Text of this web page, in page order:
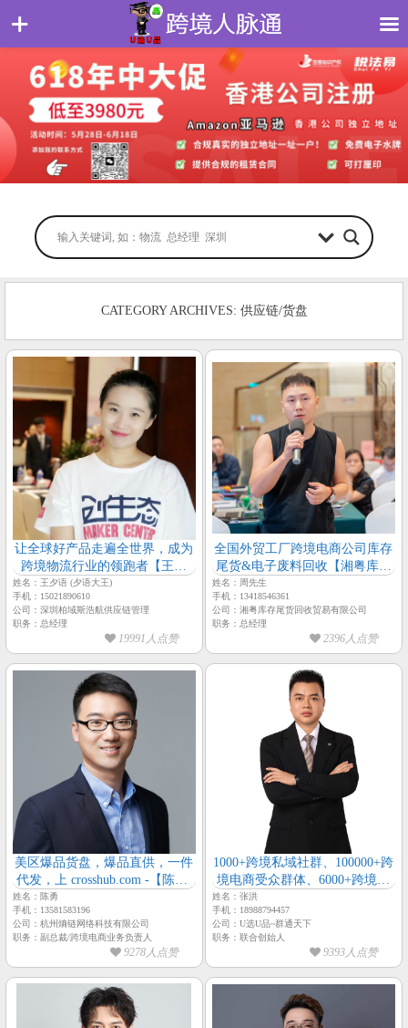
CATEGORY ARCHIVES: 供应链/货盘
让全球好产品走遍全世界，成为
跨境物流行业的领跑者【王夕
语-柏域斯浩航供应链-总经理】
姓名：王夕语 (夕语大王)
手机：15021890610
公司：深圳柏域斯浩航供应链管理
职务：总经理
19991人点赞
全国外贸工厂跨境电商公司库存
尾货&电子废料回收【湘粤库存
尾货回收贸易-周总】
姓名：周先生
手机：13418546361
公司：湘粤库存尾货回收贸易有限公司
职务：总经理
2396人点赞
美区爆品货盘，爆品直供，一件
代发，上 crosshub.com -【陈勇-
极智跨境-副总裁】
姓名：陈勇
手机：13581583196
公司：杭州熵链网络科技有限公司
职务：副总裁/跨境电商业务负责人
9278人点赞
1000+跨境私域社群、100000+跨
境电商受众群体、6000+跨境电
商源头工厂会员、囊括全深圳跨
境电商行业资源【群通天下-创
始人-张洪】
姓名：张洪
手机：18988794457
公司：U选U品~群通天下
职务：联合创始人
9393人点赞